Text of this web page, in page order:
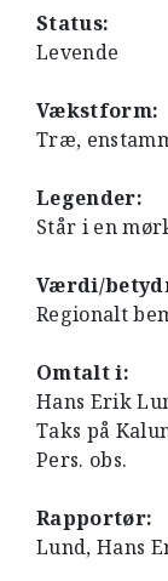
Status:
Levende
Vækstform:
Træ,
Legender:
Står i en
Værdi/
Regionalt
Omtalt i:
Hans Erik
Taks på
Pers. obs.
Rapportør:
Lund, Hans